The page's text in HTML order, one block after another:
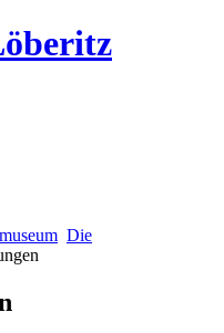
Die